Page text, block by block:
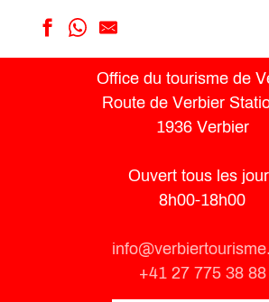
Borne du Pub Mont Fort
Borne de La Chaux
Borne de l'alpage du Col du Lein
Borne du Col des Planches
Borne de Mauvoisin
Borne de Bonatchiesse
Office du tourisme de
Route de Verbier
1936 Verbier
Ouvert tous les
8h00-18h00
+41 27 775 38 88